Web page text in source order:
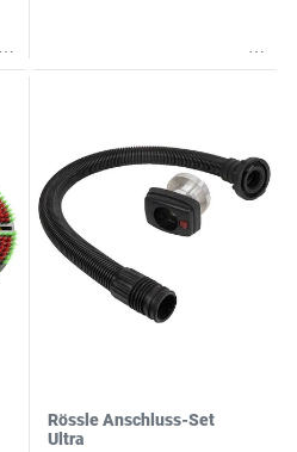
Rössle Anschluss-Set
Ultra